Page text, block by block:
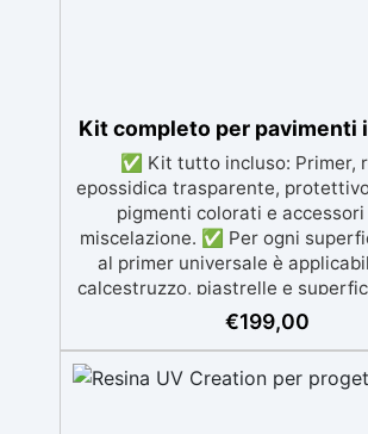
Kit completo per pavimenti
✅ Kit tutto incluso: Primer,
epossidica trasparente,
pigmenti colorati e accessori
miscelazione. ✅ Per ogni
al primer universale è
calcestruzzo, piastrelle e
o danneggiate. ✅ Facile da
Guida completa inclusa, 3
finitura protettiva antigraffio.
€199,00